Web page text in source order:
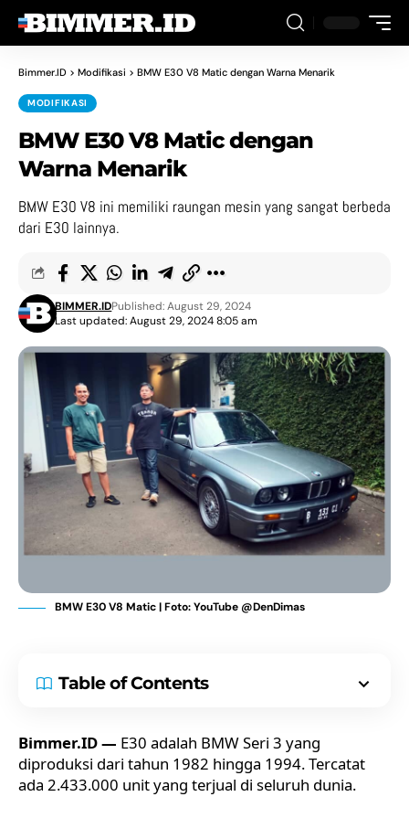
Bimmer.ID > Modifikasi > BMW E30 V8 Matic dengan Warna Menarik
MODIFIKASI
BMW E30 V8 Matic dengan
Warna Menarik
BMW E30 V8 ini memiliki raungan mesin yang sangat berbeda
dari E30 lainnya.
Last updated: August 29, 2024 8:05 am
BIMMER.IDPublished: August 29, 2024
BMW E30 V8 Matic | Foto: YouTube @DenDimas
Table of Contents
Bimmer.ID — E30 adalah BMW Seri 3 yang
diproduksi dari tahun 1982 hingga 1994. Tercatat
ada 2.433.000 unit yang terjual di seluruh dunia.